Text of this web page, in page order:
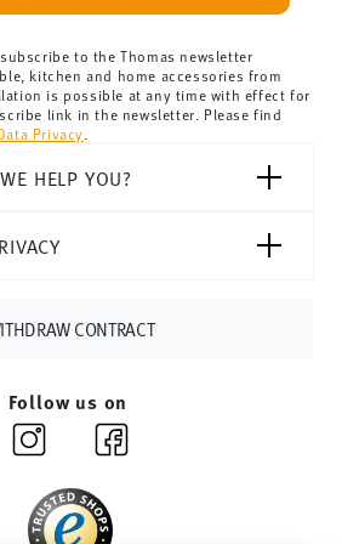
is free of charge for orders over
of your purchase is less than
are 36,90 CHF.
a tracking code by e-mail as
days for delivery within
in stock. You can view delivery times to
please use ourreturns service
to the Thomas newsletter
kitchen and home accessories from
is possible at any time with effect for
link in the newsletter. Please find
Privacy
HELP YOU?
CONTRACT
Follow us on